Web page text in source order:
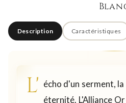
Description Caractéristiques
L' écho d'un serment,
éternité. L'Alliance